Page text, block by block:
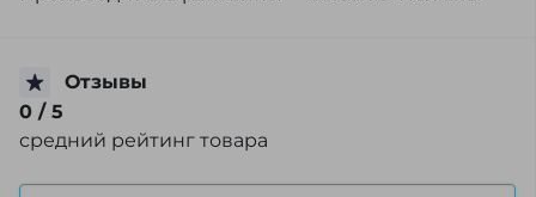
Отзывы
0 / 5
средний рейтинг товара